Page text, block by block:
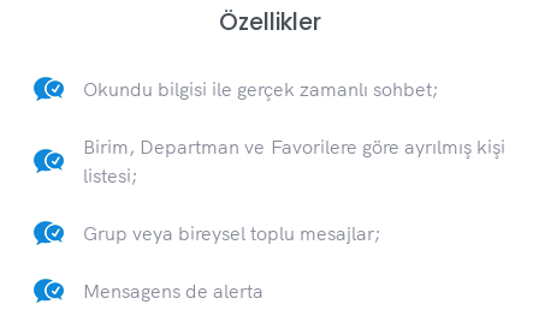
Özellikler
Okundu bilgisi ile gerçek zamanlı sohbet;
Birim, Departman ve Favorilere göre ayrılmış kişi
listesi;
Grup veya bireysel toplu mesajlar;
Mensagens de alerta